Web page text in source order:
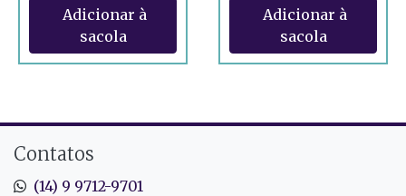
Contatos
(14) 9 9712-9701